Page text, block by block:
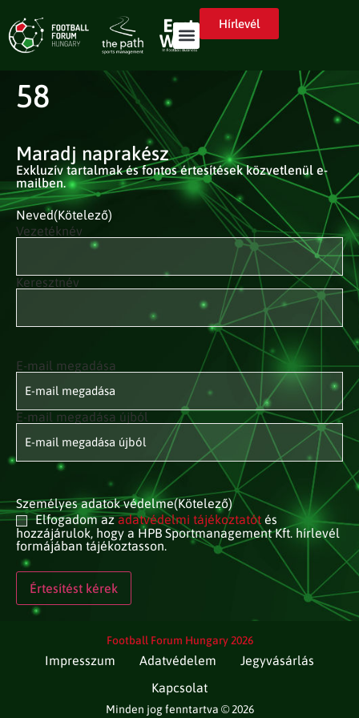
Hírlevél
58
Maradj naprakész
Exkluzív tartalmak és fontos értesítések közvetlenül e-
mailben.
Neved(Kötelező)
Vezetéknév
Keresztnév
E-mail
címed(Kötelező)
E-mail megadása
E-mail megadása újból
Személyes adatok védelme(Kötelező)
Elfogadom azadatvédelmi tájékoztatót és
hozzájárulok, hogy a HPB Sportmanagement Kft. hírlevél
formájában tájékoztasson.
Football Forum Hungary 2026
Impresszum Adatvédelem
Jegyvásárlás
Kapcsolat
Minden jog fenntartva © 2026